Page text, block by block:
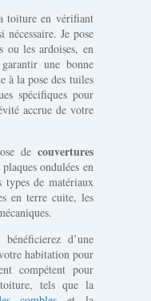
toiture en vérifiant
Je pose
ou les ardoises, en
une bonne
à la pose des tuiles
spécifiques pour
accrue de votre
de couvertures
ondulées en
types de matériaux
en terre cuite, les
d’une
habitation pour
compétent pour
tels que la